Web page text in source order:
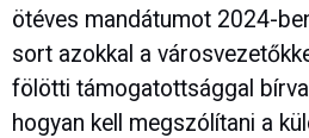
ötéves mandátumot 2024-
sort azokkal a
fölötti támogatottsággal
hogyan kell megszólítani a